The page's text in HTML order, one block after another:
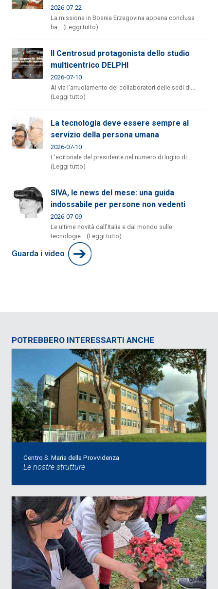
2026-07-22
La missione in Bosnia Erzegovina appena conclusa
ha... (Leggi tutto)
Il Centrosud protagonista dello studio
multicentrico DELPHI
2026-07-10
Al via l'arruolamento dei collaboratori delle sedi di...
(Leggi tutto)
La tecnologia deve essere sempre al
servizio della persona umana
2026-07-10
L'editoriale del presidente nel numero di luglio di...
(Leggi tutto)
SIVA, le news del mese: una guida
indossabile per persone non vedenti
2026-07-09
Le ultime novità dall'Italia e dal mondo sulle
tecnologie... (Leggi tutto)
Guarda i video
POTREBBERO INTERESSARTI ANCHE
Centro S. Maria della Provvidenza
Le nostre strutture